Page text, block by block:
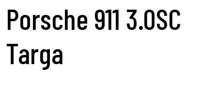
Porsche 911 3.0SC
Targa